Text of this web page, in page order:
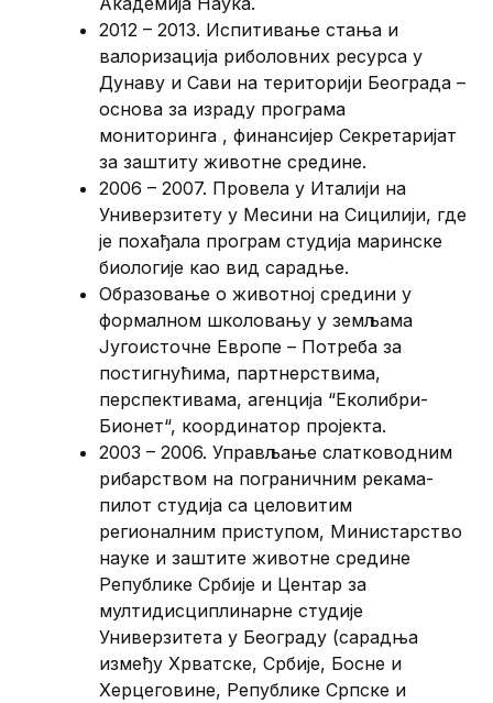
2012 – 2013. Испитивање стања и
валоризација риболовних ресурса у
Дунаву и Сави на територији Београда –
основа за израду програма
мониторинга , финансијер Секретаријат
за заштиту животне средине.
2006 – 2007. Провела у Италији на
Универзитету у Месини на Сицилији, где
је похађала програм студија маринске
биологије као вид сарадње.
Образовање о животној средини у
формалном школовању у земљама
Југоисточне Европе – Потреба за
постигнућима, партнерствима,
перспективама, агенција “Еколибри-
Бионет“, координатор пројекта.
2003 – 2006. Управљање слатководним
рибарством на пограничним рекама-
пилот студија са целовитим
регионалним приступом, Министарство
науке и заштите животне средине
Републике Србије и Центар за
мултидисциплинарне студије
Универзитета у Београду (сарадња
између Хрватске, Србије, Босне и
Херцеговине, Републике Српске и